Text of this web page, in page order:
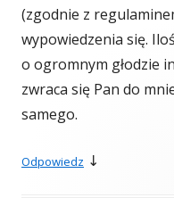
(zgodnie z
wypowiedzenia się.
o ogromnym głodzie
zwraca się Pan do
samego.
Odpowiedz ↓